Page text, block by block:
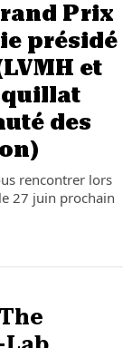
Prix
présidé
et
des
rencontrer lors
27 juin prochain